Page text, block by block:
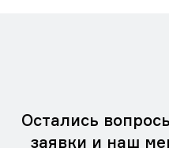
Остались
заявки и наш